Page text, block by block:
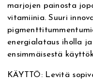
marjojen painosta
vitamiinia. Suuri
energialataus iholla
ensimmäisestä
KÄYTTÖ: Levitä